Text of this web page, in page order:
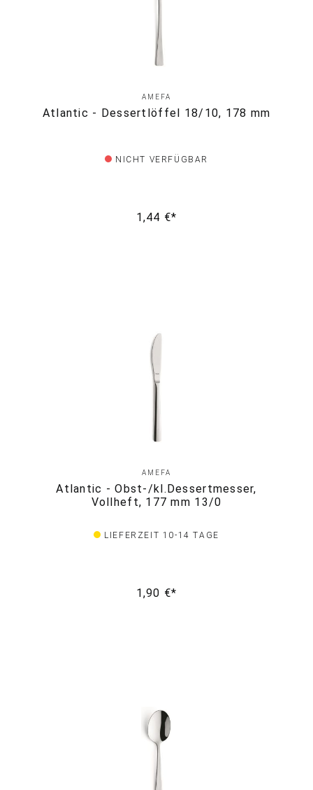
AMEFA
Atlantic - Dessertlöffel 18/10, 178 mm
NICHT VERFÜGBAR
1,44 €*
AMEFA
Atlantic - Obst-/kl.Dessertmesser,
Vollheft, 177 mm 13/0
LIEFERZEIT 10-14 TAGE
1,90 €*